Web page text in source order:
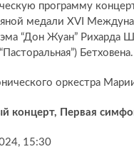
программу
медали XVI
“Дон Жуан” Рихарда
Бетховена.
оркестра
концерт, Первая
15:30